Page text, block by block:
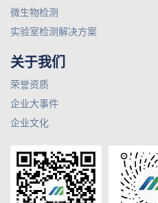
微生物检测
实验室检测解决方案
关于我们
荣誉资质
企业大事件
企业文化